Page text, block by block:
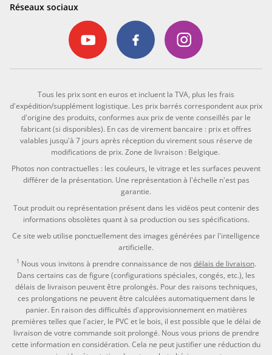
Réseaux sociaux
Tous les prix sont en euros et incluent la TVA, plus les frais
d'expédition/supplément logistique. Les prix barrés correspondent aux prix
d'origine des produits, conformes aux prix de vente conseillés par le
fabricant (si disponibles). En cas de virement bancaire : prix et offres
valables jusqu'à 7 jours après réception du virement sous réserve de
modifications de prix. Zone de livraison : Belgique.
Photos non contractuelles : les couleurs, le vitrage et les surfaces peuvent
différer de la présentation. Une représentation à l'échelle n'est pas
garantie.
Tout produit ou représentation présent dans les vidéos peut contenir des
informations obsolètes quant à sa production ou ses spécifications.
Ce site web utilise ponctuellement des images générées par l'intelligence
artificielle.
1 Nous vous invitons à prendre connaissance de nos délais de livraison.
Dans certains cas de figure (configurations spéciales, congés, etc.), les
délais de livraison peuvent être prolongés. Pour des raisons techniques,
ces prolongations ne peuvent être calculées automatiquement dans le
panier. En raison des difficultés d'approvisionnement en matières
premières telles que l'acier, le PVC et le bois, il est possible que le délai de
livraison de votre commande soit prolongé. Nous vous prions de prendre
cette information en considération. Cela ne peut justifier une réduction du